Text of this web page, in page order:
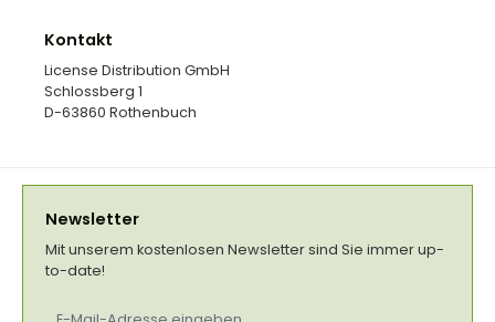
Kontakt
License Distribution GmbH
Schlossberg 1
D-63860 Rothenbuch
Newsletter
Mit unserem kostenlosen Newsletter sind Sie immer up-
to-date!
Mail-